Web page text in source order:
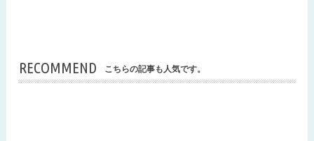
RECOMMEND こちらの記事も人気です。